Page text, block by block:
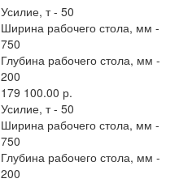
Усилие, т - 50
Ширина рабочего стола, мм -
750
Глубина рабочего стола, мм -
200
179 100.00 р.
Усилие, т - 50
Ширина рабочего стола, мм -
750
Глубина рабочего стола, мм -
200